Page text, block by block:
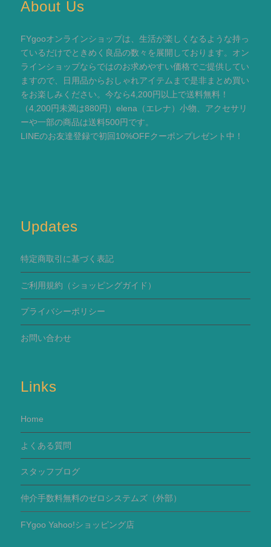
About Us
FYgooオンラインショップは、生活が楽しくなるような持っ
ているだけでときめく良品の数々を展開しております。オン
ラインショップならではのお求めやすい価格でご提供してい
ますので、日用品からおしゃれアイテムまで是非まとめ買い
をお楽しみください。今なら4,200円以上で送料無料！
（4,200円未満は880円）elena（エレナ）小物、アクセサリ
ーや一部の商品は送料500円です。
LINEのお友達登録で初回10%OFFクーポンプレゼント中！
Updates
特定商取引に基づく表記
ご利用規約 （ショッピングガイド）
プライバシーポリシー
お問い合わせ
Links
Home
よくある質問
スタッフブログ
仲介手数料無料のゼロシステムズ（外部）
FYgoo Yahoo!ショッピング店